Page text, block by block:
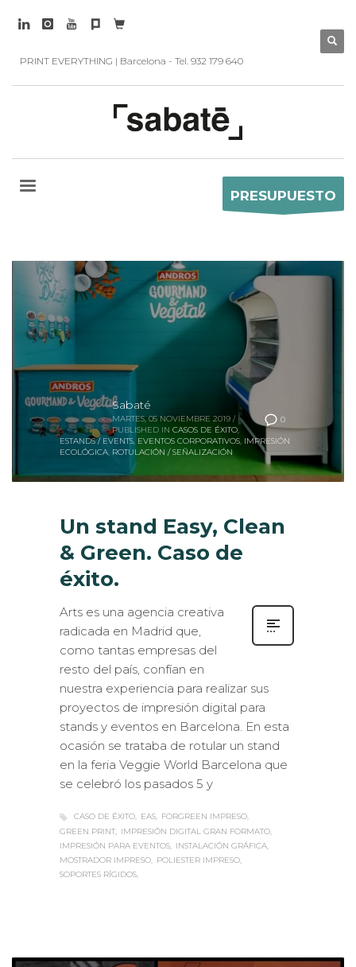
PRINT EVERYTHING | Barcelona - Tel. 932 179 640
PRESUPUESTO
0
Sabaté
MARTES, 05 NOVIEMBRE 2019 /
PUBLISHED IN CASOS DE ÉXITO,
ESTANDS / EVENTS, EVENTOS CORPORATIVOS, IMPRESIÓN
ECOLÓGICA, ROTULACIÓN / SEÑALIZACIÓN
Un stand Easy, Clean
& Green. Caso de
éxito.
Arts es una agencia creativa
radicada en Madrid que,
como tantas empresas del
resto del país, confían en
nuestra experiencia para realizar sus
proyectos de impresión digital para
stands y eventos en Barcelona. En esta
ocasión se trataba de rotular un stand
en la feria Veggie World Barcelona que
se celebró los pasados 5 y
CASO DE ÉXITO EAS
FORGREEN IMPRESO
GREEN PRINT
IMPRESIÓN DIGITAL GRAN FORMATO
IMPRESIÓN PARA EVENTOS
INSTALACIÓN GRÁFICA
MOSTRADOR IMPRESO
POLIESTER IMPRESO
SOPORTES RÍGIDOS